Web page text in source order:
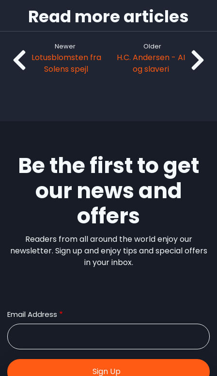
Read more articles
Newer
Lotusblomsten fra
Solens spejl
Older
H.C. Andersen - AI
og slaveri
Be the first to get
our news and
offers
Readers from all around the world enjoy our
newsletter. Sign up and enjoy tips and special offers
in your inbox.
Email Address